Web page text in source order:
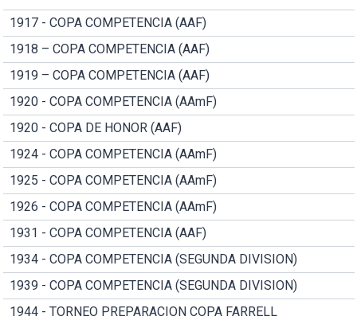
1917 - COPA COMPETENCIA (AAF)
1918 – COPA COMPETENCIA (AAF)
1919 – COPA COMPETENCIA (AAF)
1920 - COPA COMPETENCIA (AAmF)
1920 - COPA DE HONOR (AAF)
1924 - COPA COMPETENCIA (AAmF)
1925 - COPA COMPETENCIA (AAmF)
1926 - COPA COMPETENCIA (AAmF)
1931 - COPA COMPETENCIA (AAF)
1934 - COPA COMPETENCIA (SEGUNDA DIVISION)
1939 - COPA COMPETENCIA (SEGUNDA DIVISION)
1944 - TORNEO PREPARACION COPA FARRELL